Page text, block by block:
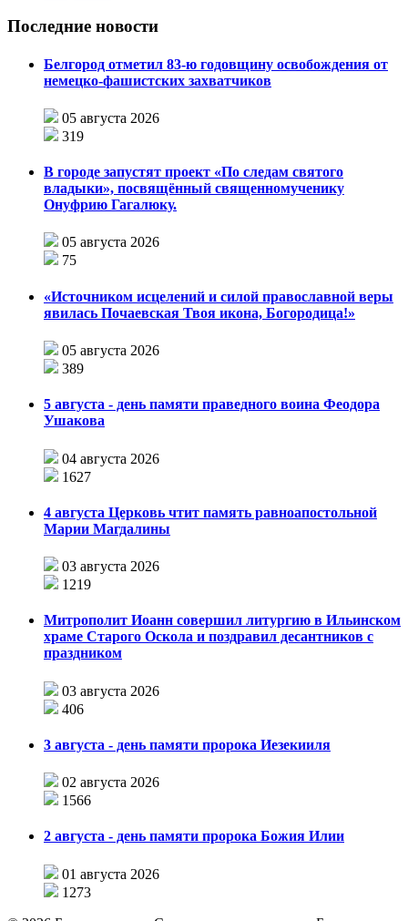
Последние новости
Белгород отметил 83-ю годовщину освобождения от
немецко-фашистских захватчиков
05 августа 2026
319
В городе запустят проект «По следам святого
владыки», посвящённый священномученику
Онуфрию Гагалюку.
05 августа 2026
75
«Источником исцелений и силой православной веры
явилась Почаевская Твоя икона, Богородица!»
05 августа 2026
389
5 августа - день памяти праведного воина Феодора
Ушакова
04 августа 2026
1627
4 августа Церковь чтит память равноапостольной
Марии Магдалины
03 августа 2026
1219
Митрополит Иоанн совершил литургию в Ильинском
храме Старого Оскола и поздравил десантников с
праздником
03 августа 2026
406
3 августа - день памяти пророка Иезекииля
02 августа 2026
1566
2 августа - день памяти пророка Божия Илии
01 августа 2026
1273